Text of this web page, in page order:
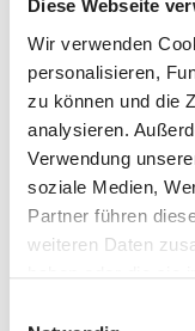
Diese Webseite
Wir verwenden
personalisieren,
zu können und die
analysieren.
Verwendung
soziale Medien,
Partner führen
weiteren Daten
haben oder die sie
Einzelbett ab 2